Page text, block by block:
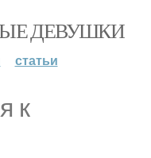
ДЕВУШКИ
статьи
к